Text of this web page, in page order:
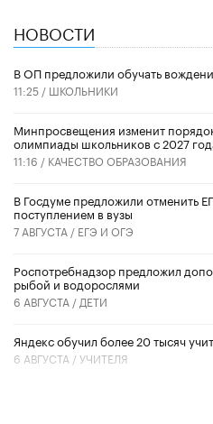
НОВОСТИ
В ОП предложили обучать
11:25 / ШКОЛЬНИКИ
Минпросвещения изменит
олимпиады школьников с 2027
11:16 / КАЧЕСТВО ОБРАЗОВАНИЯ
В Госдуме предложили отменить
поступлением в вузы
7 АВГУСТА / ЕГЭ И ОГЭ
Роспотребнадзор предложил
рыбой и водорослями
6 АВГУСТА / ДЕТИ
​Яндекс обучил более 20 тысяч
6 АВГУСТА /УЧИТЕЛЯ